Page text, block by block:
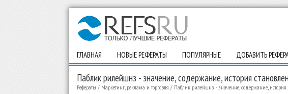
ГЛАВНАЯ НОВЫЕ РЕФЕРАТЫ ПОПУЛЯРНЫЕ ДОБАВИТЬ
Паблик рилейшнз - значение, содержание, история
Рефераты / Маркетинг, реклама и торговля / Паблик рилейшнз - значение, содержание, история